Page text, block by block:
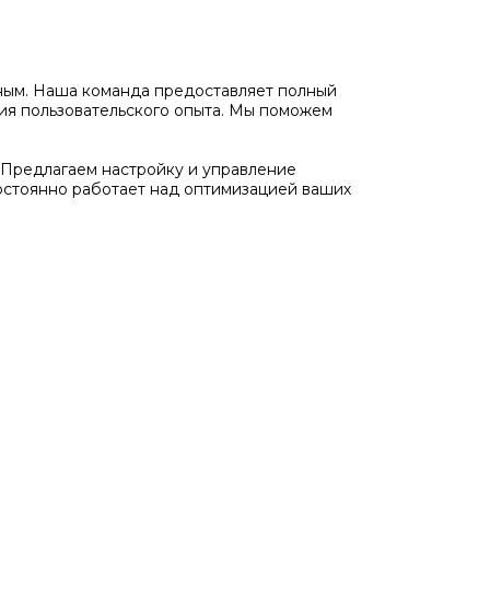
Наша команда предоставляет полный
пользовательского опыта. Мы поможем
настройку и управление
работает над оптимизацией ваших